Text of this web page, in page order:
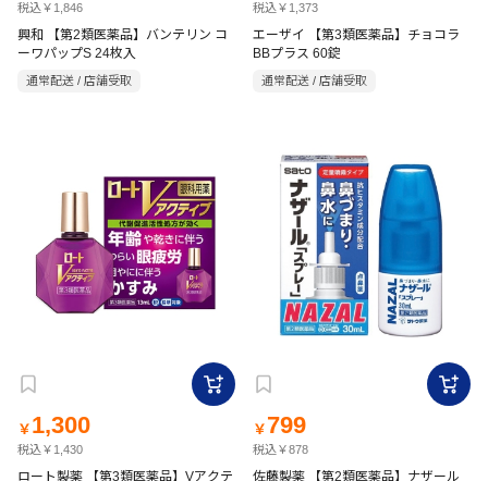
税込￥1,846
興和 【第2類医薬品】バンテリン コ
ーワパップS 24枚入
通常配送 / 店舗受取
税込￥1,373
エーザイ 【第3類医薬品】チョコラ
BBプラス 60錠
通常配送 / 店舗受取
￥ 1,300
税込￥1,430
ロート製薬 【第3類医薬品】Vアクテ
￥ 799
税込￥878
佐藤製薬 【第2類医薬品】ナザール